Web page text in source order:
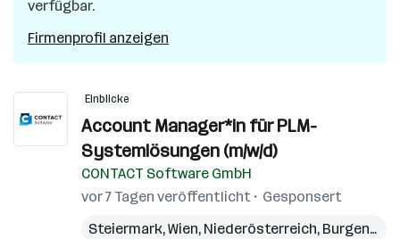
verfügbar.
Firmenprofil anzeigen
Einblicke
Account Manager*in für PLM-
Systemlösungen (m/w/d)
CONTACT Software GmbH
vor 7 Tagen veröffentlicht
Gesponsert
Steiermark,Wien, Niederösterreich, Burgenland